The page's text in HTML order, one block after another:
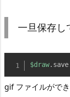
一旦保存し
$draw. save
gif ファイルがで